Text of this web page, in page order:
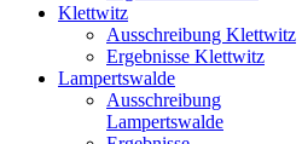
Klettwitz
Ausschreibung Klettwitz
Ergebnisse Klettwitz
Lampertswalde
Ausschreibung
Lampertswalde